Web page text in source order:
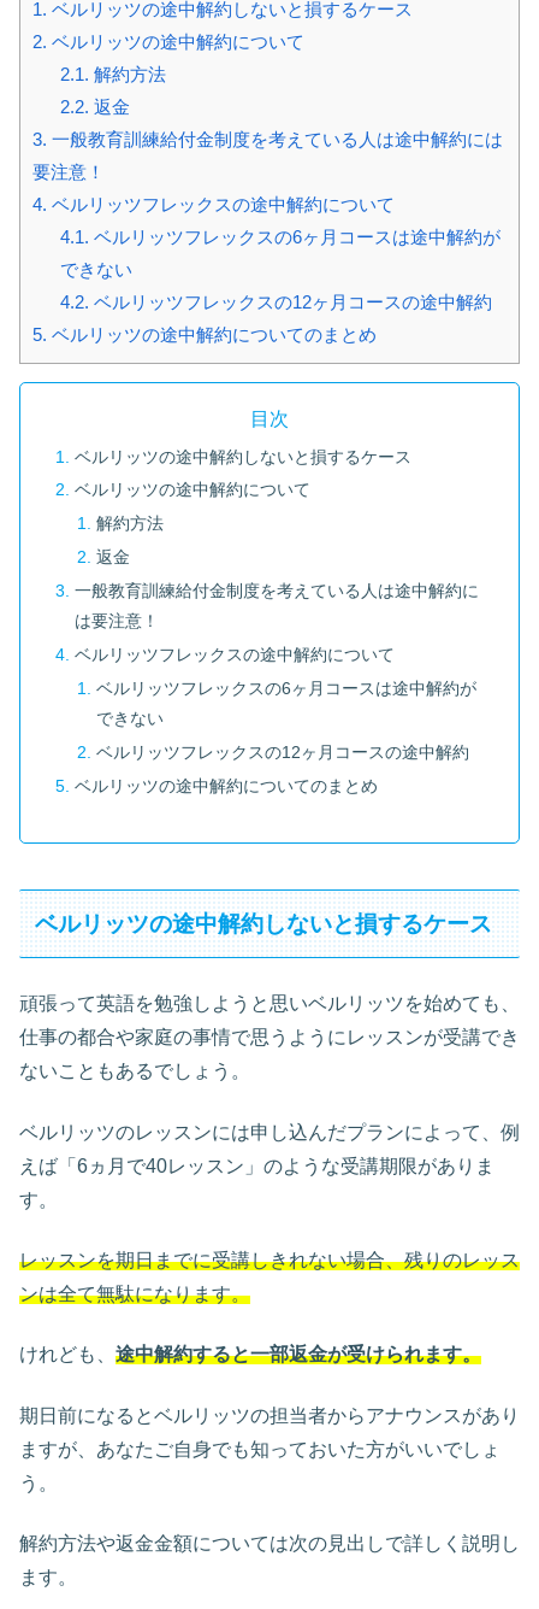
1. ベルリッツの途中解約しないと損するケース
2. ベルリッツの途中解約について
2.1. 解約方法
2.2. 返金
3. 一般教育訓練給付金制度を考えている人は途中解約には
要注意！
4. ベルリッツフレックスの途中解約について
4.1. ベルリッツフレックスの6ヶ月コースは途中解約が
できない
4.2. ベルリッツフレックスの12ヶ月コースの途中解約
5. ベルリッツの途中解約についてのまとめ
目次
ベルリッツの途中解約しないと損するケース
ベルリッツの途中解約について
解約方法
返金
一般教育訓練給付金制度を考えている人は途中解約に
は要注意！
ベルリッツフレックスの途中解約について
ベルリッツフレックスの6ヶ月コースは途中解約が
できない
ベルリッツフレックスの12ヶ月コースの途中解約
ベルリッツの途中解約についてのまとめ
ベルリッツの途中解約しないと損するケース
頑張って英語を勉強しようと思いベルリッツを始めても、
仕事の都合や家庭の事情で思うようにレッスンが受講でき
ないこともあるでしょう。
ベルリッツのレッスンには申し込んだプランによって、例
えば「6ヵ月で40レッスン」のような受講期限がありま
す。
レッスンを期日までに受講しきれない場合、残りのレッス
ンは全て無駄になります。
けれども、 途中解約すると一部返金が受けられます。
期日前になるとベルリッツの担当者からアナウンスがあり
ますが、あなたご自身でも知っておいた方がいいでしょ
う。
解約方法や返金金額については次の見出しで詳しく説明し
ます。